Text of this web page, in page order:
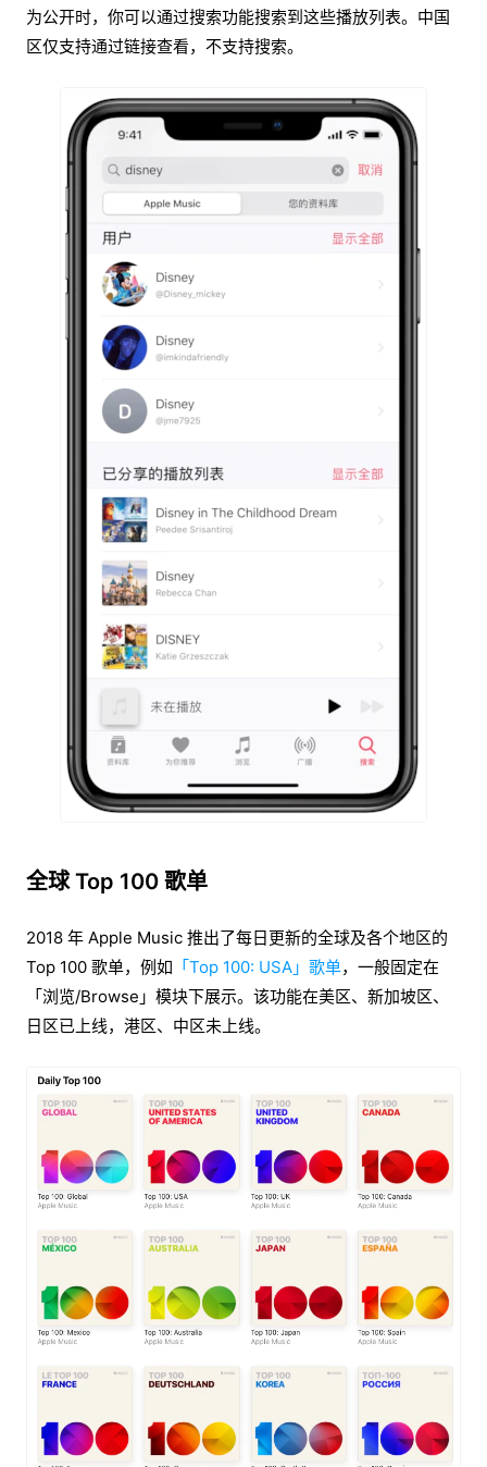
为公开时，你可以通过搜索功能搜索到这些播放列表。中国
区仅支持通过链接查看，不支持搜索。
全球 Top 100 歌单
2018 年 Apple Music 推出了每日更新的全球及各个地区的
Top 100 歌单，例如 「Top 100: USA」歌单，一般固定在
「浏览/Browse」模块下展示。该功能在美区、新加坡区、
日区已上线，港区、中区未上线。